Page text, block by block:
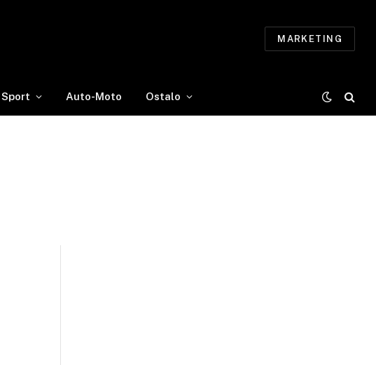
MARKETING
Sport Auto-Moto Ostalo